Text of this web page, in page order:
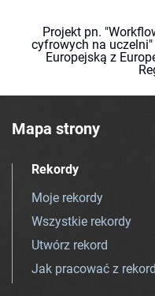
Projekt pn.
cyfrowych na
Europejską z
Mapa strony
Rekordy
Moje rekordy
Wszystkie rekordy
Utwórz rekord
Jak pracować z